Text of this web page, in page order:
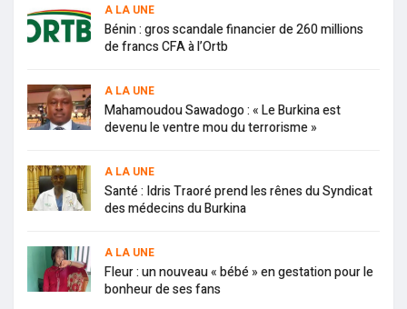
A LA UNE
Bénin : gros scandale financier de 260 millions
de francs CFA à l’Ortb
A LA UNE
Mahamoudou Sawadogo : « Le Burkina est
devenu le ventre mou du terrorisme »
A LA UNE
Santé : Idris Traoré prend les rênes du Syndicat
des médecins du Burkina
A LA UNE
Fleur : un nouveau « bébé » en gestation pour le
bonheur de ses fans